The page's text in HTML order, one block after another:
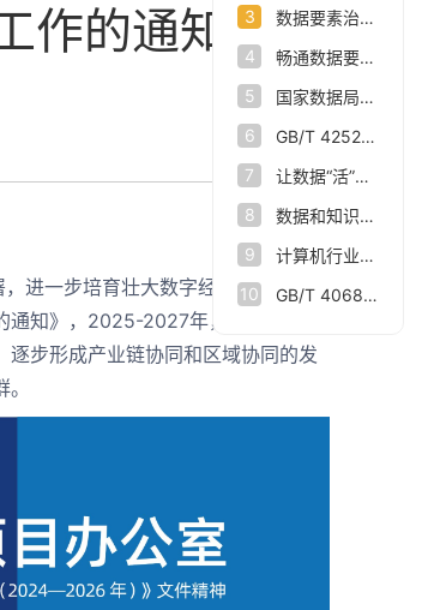
3
数据要素治理与市场化交流活动在杭州举办高水平重塑全国数字经济第一城
4
畅通数据要素流通“大动脉”——我省数据产业发展态势新观察
5
国家数据局关于印发《关于推进行业高质量数据集建设行动的实施方案》的通知
6
GB/T 42528-2023 时空大数据技术规范
7
让数据“活”起来，杭州市数据集团打造数据要素改革新范式
8
数据和知识双向驱动 让人脑认知规律与人工智能相结合
9
计算机行业点评报告：数据基础设施：数据要素新基座
10
GB/T 40685-2021 信息技术服务 数据资产
作的通知》政
进一步培育壮大数字经济发展动
知》，2025-2027年，开展数字产
步形成产业链协同和区域协同的发